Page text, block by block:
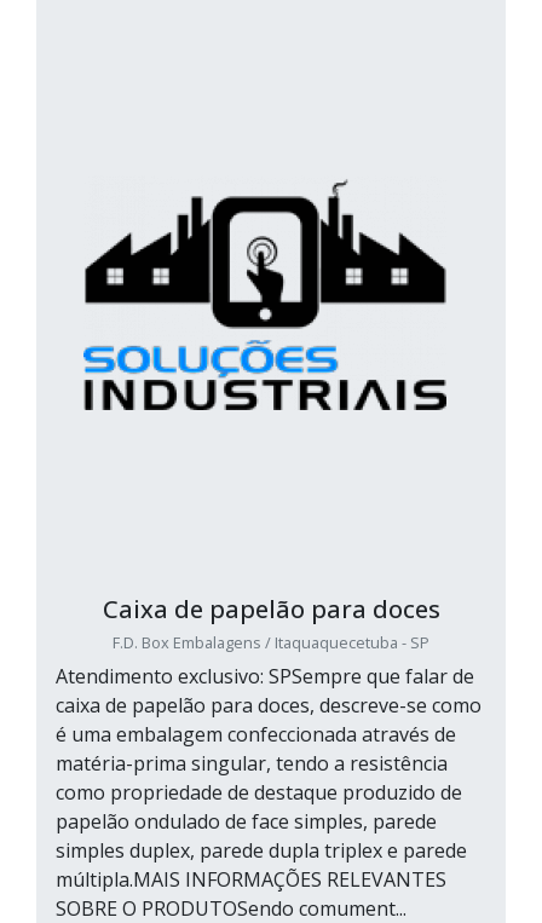
Caixa de papelão para doces
F.D. Box Embalagens / Itaquaquecetuba - SP
Atendimento exclusivo: SPSempre que falar de
caixa de papelão para doces, descreve-se como
é uma embalagem confeccionada através de
matéria-prima singular, tendo a resistência
como propriedade de destaque produzido de
papelão ondulado de face simples, parede
simples duplex, parede dupla triplex e parede
múltipla.MAIS INFORMAÇÕES RELEVANTES
SOBRE O PRODUTOSendo comument...